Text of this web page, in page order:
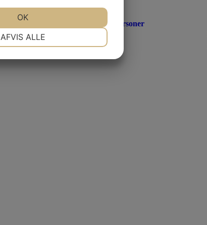
lej dj pakke X op til 80 personer
1.895,00
AFVIS ALLE
OK